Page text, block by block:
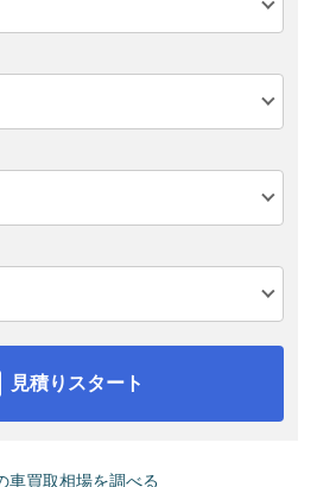
見積りスタート
車買取相場を調べる